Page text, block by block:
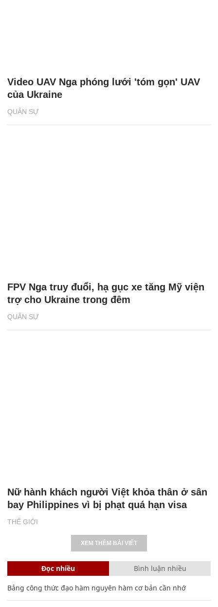
QUÂN SỰ
Video UAV Nga phóng lưới 'tóm gọn' UAV
của Ukraine
QUÂN SỰ
FPV Nga truy đuổi, hạ gục xe tăng Mỹ viện
trợ cho Ukraine trong đêm
THẾ GIỚI
Nữ hành khách người Việt khỏa thân ở sân
bay Philippines vì bị phạt quá hạn visa
XEM THÊM BÀI VIẾT
Đọc nhiều Bình luận nhiều
Bảng công thức đạo hàm nguyên hàm cơ bản cần nhớ